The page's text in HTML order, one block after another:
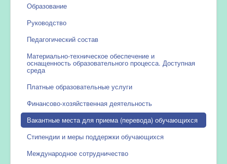
Образование
Руководство
Педагогический состав
Материально-техническое обеспечение и
оснащенность образовательного процесса. Доступная
среда
Платные образовательные услуги
Финансово-хозяйственная деятельность
Вакантные места для приема (перевода) обучающихся
Стипендии и меры поддержки обучающихся
Международное сотрудничество